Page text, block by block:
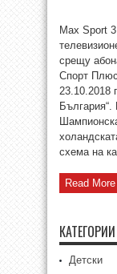
Max Sport
срещу
Спорт
23.10.2018
схема на
Read
КАТЕГОРИИ
Детски